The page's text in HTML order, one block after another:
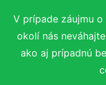
V prípade záujmu o
okolí nás
ako aj prípadnú